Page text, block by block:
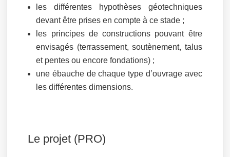
les différentes hypothèses géotechniques
devant être prises en compte à ce stade ;
les principes de constructions pouvant être
envisagés (terrassement, soutènement, talus
et pentes ou encore fondations) ;
une ébauche de chaque type d’ouvrage avec
les différentes dimensions.
Le projet (PRO)